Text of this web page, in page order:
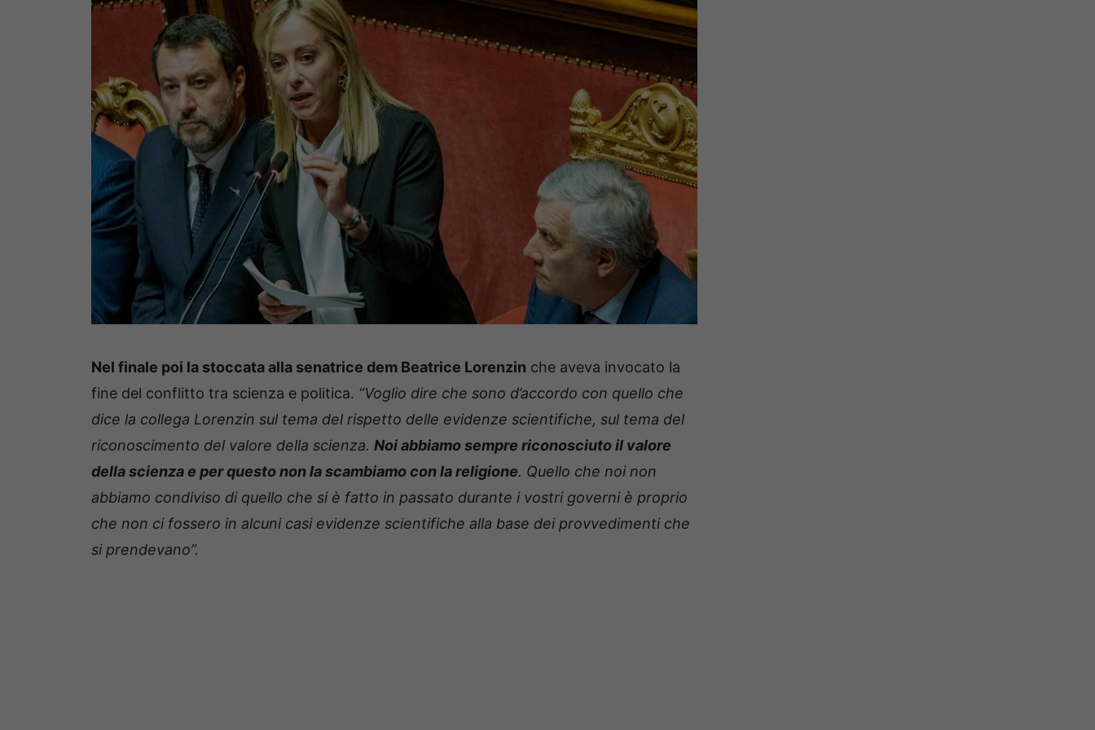
Nel finale poi la stoccata alla senatrice dem Beatrice Lorenzin che aveva invocato la
fine del conflitto tra scienza e politica. “Voglio dire che sono d’accordo con quello che
dice la collega Lorenzin sul tema del rispetto delle evidenze scientifiche, sul tema del
riconoscimento del valore della scienza. Noi abbiamo sempre riconosciuto il valore
della scienza e per questo non la scambiamo con la religione. Quello che noi non
abbiamo condiviso di quello che si è fatto in passato durante i vostri governi è proprio
che non ci fossero in alcuni casi evidenze scientifiche alla base dei provvedimenti che
si prendevano”.